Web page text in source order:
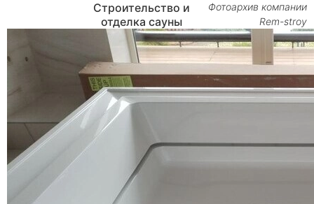
Строительство и
отделка сауны
Фотоархив компании
Rem-stroy